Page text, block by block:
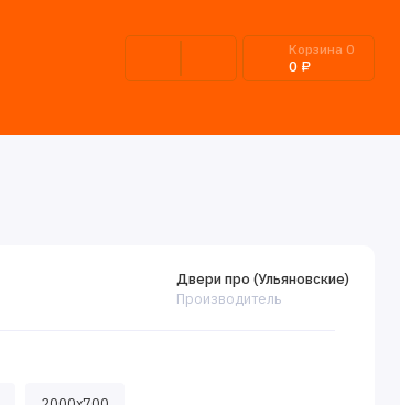
Корзина 0
0 ₽
Двери про (Ульяновские)
Производитель